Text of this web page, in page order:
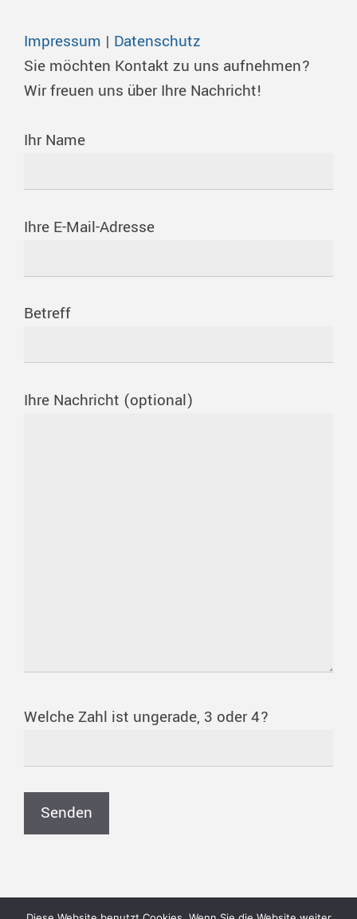
Impressum | Datenschutz
Sie möchten Kontakt zu uns aufnehmen?
Wir freuen uns über Ihre Nachricht!
Ihr Name
Ihre E-Mail-Adresse
Betreff
Ihre Nachricht (optional)
Welche Zahl ist ungerade, 3 oder 4?